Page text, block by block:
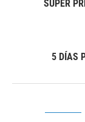
SUPER
5 DÍAS